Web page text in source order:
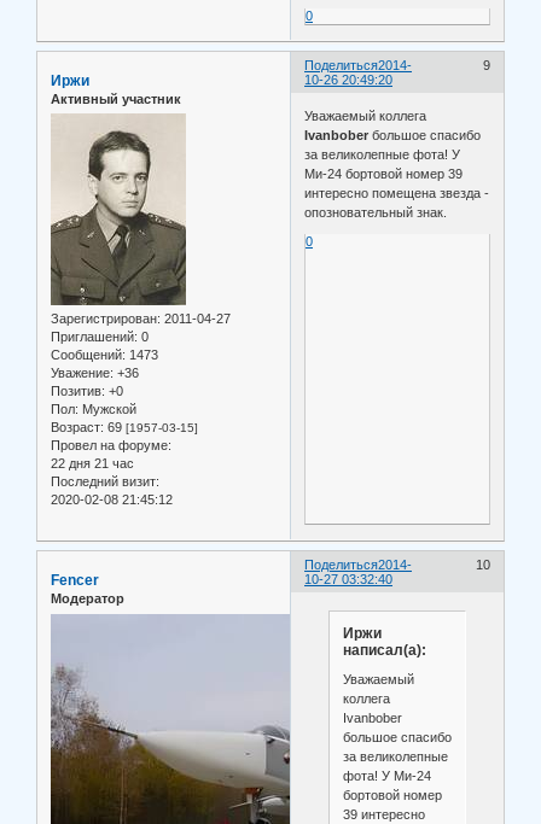
0
Поделиться 9
2014-
10-26 20:49:20
Иржи
Активный участник
Зарегистрирован: 2011-04-27
Приглашений: 0
Сообщений: 1473
Уважение: +36
Позитив: +0
Пол: Мужской
Возраст: 69 [1957-03-15]
Провел на форуме:
22 дня 21 час
Последний визит:
2020-02-08 21:45:12
Уважаемый коллега
Ivanbober большое спасибо
за великолепные фота! У
Ми-24 бортовой номер 39
интересно помещена звезда -
опозновательный знак.
0
Поделиться 10
2014-
10-27 03:32:40
Fencer
Модератор
Иржи
написал(а):
Уважаемый
коллега
Ivanbober
большое спасибо
за великолепные
фота! У Ми-24
бортовой номер
39 интересно